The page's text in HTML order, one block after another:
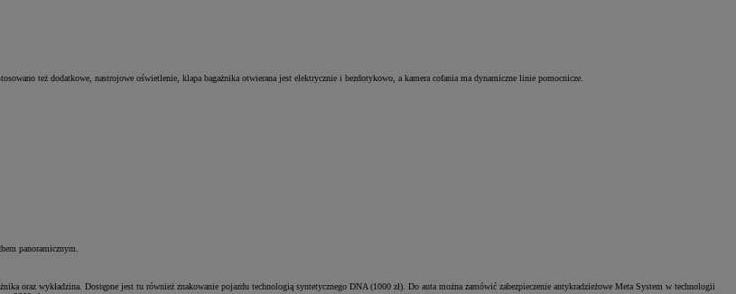
też dodatkowe, nastrojowe oświetlenie, klapa bagażnika otwierana jest elektrycznie i bezdotykowo, a kamera cofania ma dynamiczne linie pomocnicze.
panoramicznym.
oraz wykładzina. Dostępne jest tu również znakowanie pojazdu technologią syntetycznego DNA (1000 zł). Do auta można zamówić zabezpieczenie antykradzieżowe Meta System w technologii